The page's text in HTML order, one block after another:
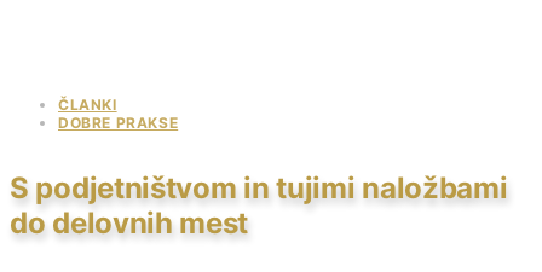
ČLANKI
DOBRE PRAKSE
S podjetništvom in tujimi naložbami
do delovnih mest